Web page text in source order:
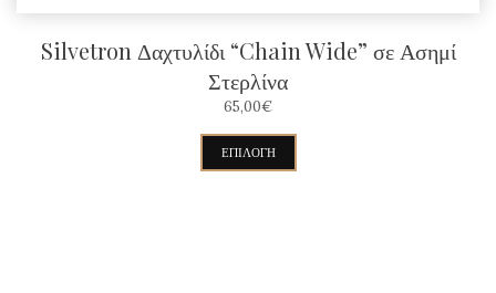
Silvetron Δαχτυλίδι “Chain Wide” σε Ασημί
Στερλίνα
65,00€
ΕΠΙΛΟΓΉ